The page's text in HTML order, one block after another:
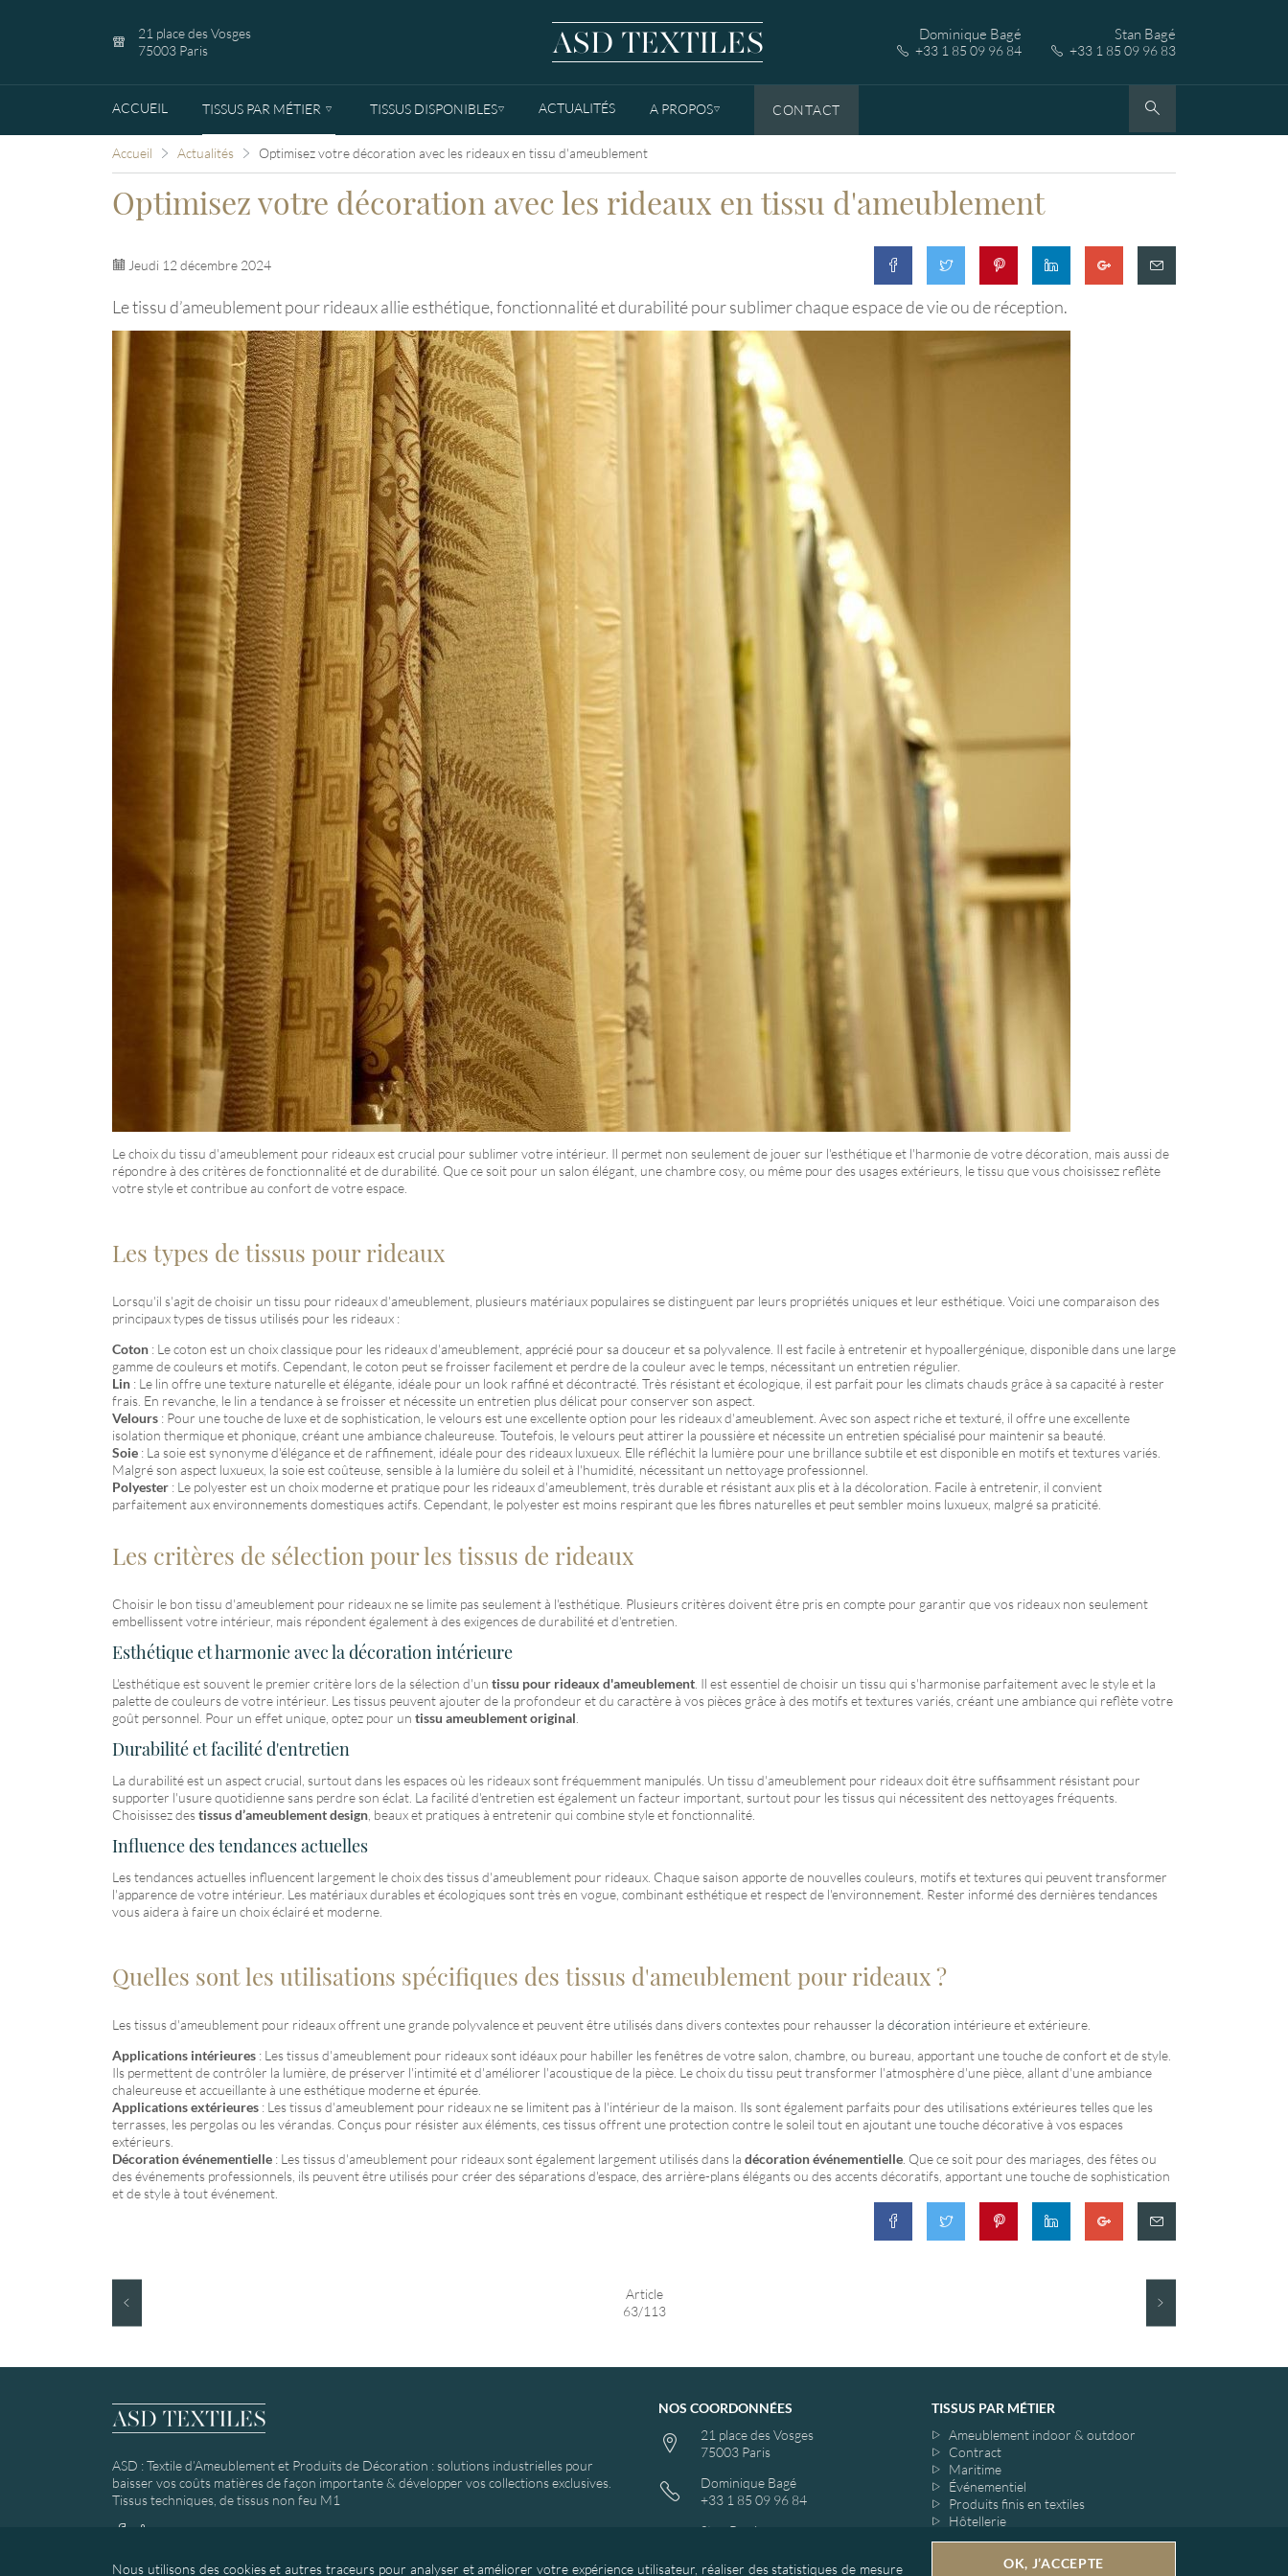
Optimisez votre décoration avec les rideaux en tissu d'ameublement
Jeudi 12 décembre 2024
Le tissu d’ameublement pour rideaux allie esthétique, fonctionnalité et durabilité pour sublimer chaque espace de vie ou de réception.
Le choix du tissu d'ameublement pour rideaux est crucial pour sublimer votre intérieur. Il permet non seulement de jouer sur l'esthétique et l'harmonie de votre décoration, mais aussi de
répondre à des critères de fonctionnalité et de durabilité. Que ce soit pour un salon élégant, une chambre cosy, ou même pour des usages extérieurs, le tissu que vous choisissez reflète
votre style et contribue au confort de votre espace.
Les types de tissus pour rideaux
Lorsqu'il s'agit de choisir un tissu pour rideaux d'ameublement, plusieurs matériaux populaires se distinguent par leurs propriétés uniques et leur esthétique. Voici une comparaison des
principaux types de tissus utilisés pour les rideaux :
Coton : Le coton est un choix classique pour les rideaux d'ameublement, apprécié pour sa douceur et sa polyvalence. Il est facile à entretenir et hypoallergénique, disponible dans une large
gamme de couleurs et motifs. Cependant, le coton peut se froisser facilement et perdre de la couleur avec le temps, nécessitant un entretien régulier.
Lin : Le lin offre une texture naturelle et élégante, idéale pour un look raffiné et décontracté. Très résistant et écologique, il est parfait pour les climats chauds grâce à sa capacité à rester
frais. En revanche, le lin a tendance à se froisser et nécessite un entretien plus délicat pour conserver son aspect.
Velours : Pour une touche de luxe et de sophistication, le velours est une excellente option pour les rideaux d'ameublement. Avec son aspect riche et texturé, il offre une excellente
isolation thermique et phonique, créant une ambiance chaleureuse. Toutefois, le velours peut attirer la poussière et nécessite un entretien spécialisé pour maintenir sa beauté.
Soie : La soie est synonyme d'élégance et de raffinement, idéale pour des rideaux luxueux. Elle réfléchit la lumière pour une brillance subtile et est disponible en motifs et textures variés.
Malgré son aspect luxueux, la soie est coûteuse, sensible à la lumière du soleil et à l'humidité, nécessitant un nettoyage professionnel.
Polyester : Le polyester est un choix moderne et pratique pour les rideaux d'ameublement, très durable et résistant aux plis et à la décoloration. Facile à entretenir, il convient
parfaitement aux environnements domestiques actifs. Cependant, le polyester est moins respirant que les fibres naturelles et peut sembler moins luxueux, malgré sa praticité.
Les critères de sélection pour les tissus de rideaux
Choisir le bon tissu d'ameublement pour rideaux ne se limite pas seulement à l'esthétique. Plusieurs critères doivent être pris en compte pour garantir que vos rideaux non seulement
embellissent votre intérieur, mais répondent également à des exigences de durabilité et d'entretien.
Esthétique et harmonie avec la décoration intérieure
L'esthétique est souvent le premier critère lors de la sélection d'un tissu pour rideaux d'ameublement . Il est essentiel de choisir un tissu qui s'harmonise parfaitement avec le style et la
palette de couleurs de votre intérieur. Les tissus peuvent ajouter de la profondeur et du caractère à vos pièces grâce à des motifs et textures variés, créant une ambiance qui reflète votre
goût personnel. Pour un effet unique, optez pour un tissu ameublement original
Durabilité et facilité d'entretien
La durabilité est un aspect crucial, surtout dans les espaces où les rideaux sont fréquemment manipulés. Un tissu d'ameublement pour rideaux doit être suffisamment résistant pour
supporter l'usure quotidienne sans perdre son éclat. La facilité d'entretien est également un facteur important, surtout pour les tissus qui nécessitent des nettoyages fréquents.
Choisissez destissus d’ameublement design , beaux et pratiques à entretenir qui combine style et fonctionnalité.
Influence des tendances actuelles
Les tendances actuelles influencent largement le choix des tissus d'ameublement pour rideaux. Chaque saison apporte de nouvelles couleurs, motifs et textures qui peuvent transformer
l'apparence de votre intérieur. Les matériaux durables et écologiques sont très en vogue, combinant esthétique et respect de l'environnement. Rester informé des dernières tendances
vous aidera à faire un choix éclairé et moderne.
Quelles sont les utilisations spécifiques des tissus d'ameublement pour rideaux ?
Les tissus d'ameublement pour rideaux offrent une grande polyvalence et peuvent être utilisés dans divers contextes pour rehausser la décoration intérieure et extérieure.
Applications intérieures : Les tissus d'ameublement pour rideaux sont idéaux pour habiller les fenêtres de votre salon, chambre, ou bureau, apportant une touche de confort et de style.
Ils permettent de contrôler la lumière, de préserver l'intimité et d'améliorer l'acoustique de la pièce. Le choix du tissu peut transformer l'atmosphère d'une pièce, allant d'une ambiance
chaleureuse et accueillante à une esthétique moderne et épurée.
Applications extérieures : Les tissus d'ameublement pour rideaux ne se limitent pas à l'intérieur de la maison. Ils sont également parfaits pour des utilisations extérieures telles que les
terrasses, les pergolas ou les vérandas. Conçus pour résister aux éléments, ces tissus offrent une protection contre le soleil tout en ajoutant une touche décorative à vos espaces
extérieurs.
Décoration événementielle : Les tissus d'ameublement pour rideaux sont également largement utilisés dans la décoration événementielle . Que ce soit pour des mariages, des fêtes ou
des événements professionnels, ils peuvent être utilisés pour créer des séparations d'espace, des arrière-plans élégants ou des accents décoratifs, apportant une touche de sophistication
et de style à tout événement.
Article
63/113
21 place des Vosges
75003 Paris
Dominique Bagé
+33 1 85 09 96 84
Stan Bagé
+33 1 85 09 96 83
ACCUEIL TISSUS PAR MÉTIER TISSUS DISPONIBLESTOGGLE DROPDOWNACTUALITÉS A PROPOSTOGGLE DROPDOWNCONTACT
Accueil Actualités Optimisez votre décoration avec les rideaux en tissu d'ameublement
ASD : Textile d’Ameublement et Produits de Décoration : solutions industrielles pour
baisser vos coûts matières de façon importante & développer vos collections exclusives.
Tissus techniques, de tissus non feu M1
NOS COORDONNÉES
21 place des Vosges
75003 Paris
Dominique Bagé
+33 1 85 09 96 84
Stan Bagé
TISSUS PAR MÉTIER
Ameublement indoor & outdoor
Contract
Maritime
Événementiel
Produits finis en textiles
Hôtellerie
Restauration
Aéronautique
Ferroviaire
Nous utilisons des cookies et autres traceurs pour analyser et améliorer votre expérience utilisateur, réaliser des statistiques de mesure OK, J’ACCEPTE